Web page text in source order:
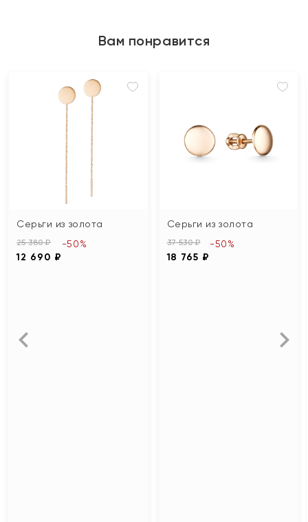
Вам понравится
Серьги из золота
25 380 ₽
12 690 ₽
-50%
Серьги из золота
37 530 ₽
18 765 ₽
-50%